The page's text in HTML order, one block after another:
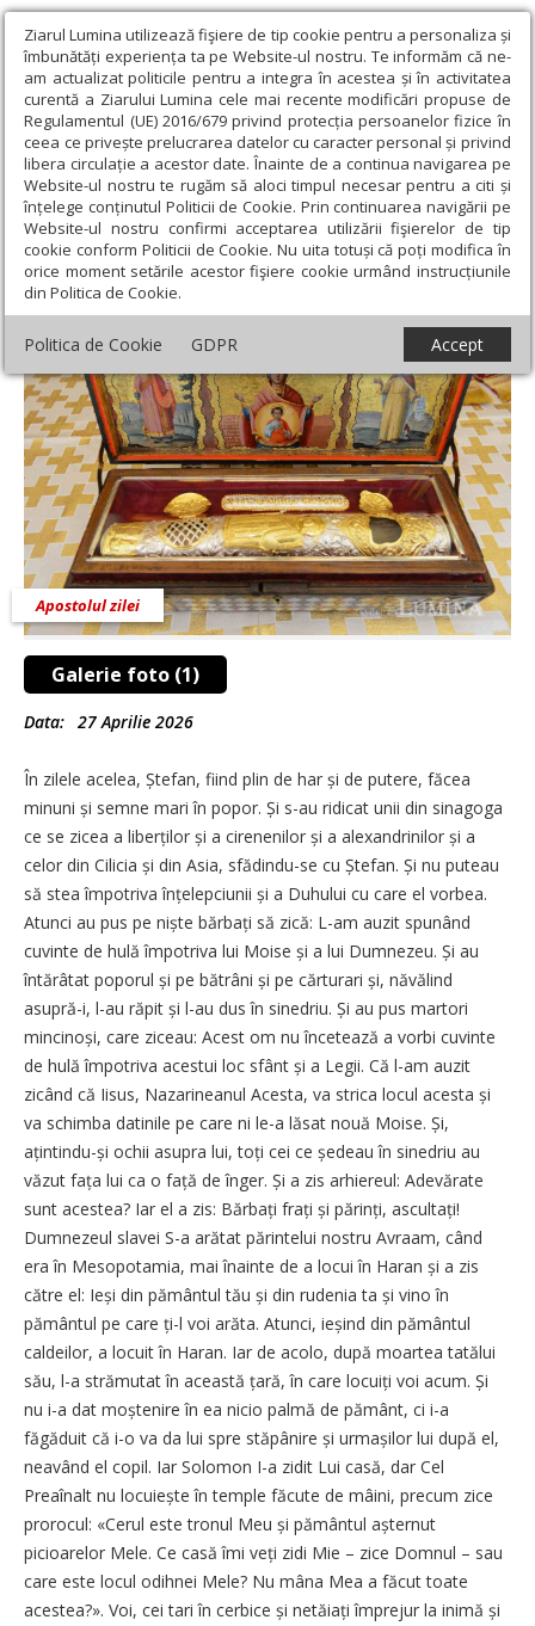
Ziarul Lumina utilizează fişiere de tip cookie pentru a personaliza și
îmbunătăți experiența ta pe Website-ul nostru. Te informăm că ne-
am actualizat politicile pentru a integra în acestea și în activitatea
curentă a Ziarului Lumina cele mai recente modificări propuse de
Regulamentul (UE) 2016/679 privind protecția persoanelor fizice în
ceea ce privește prelucrarea datelor cu caracter personal și privind
libera circulație a acestor date. Înainte de a continua navigarea pe
Website-ul nostru te rugăm să aloci timpul necesar pentru a citi și
înțelege conținutul Politicii de Cookie. Prin continuarea navigării pe
Website-ul nostru confirmi acceptarea utilizării fişierelor de tip
cookie conform Politicii de Cookie. Nu uita totuși că poți modifica în
orice moment setările acestor fişiere cookie urmând instrucțiunile
din Politica de Cookie.
Politica de Cookie GDPR Accept
Ziarul Lumina › Teologie și spiritualitate › Apostolul zilei › Fapte
6, 8-15; 7, 1-5; 47-60
Fapte 6, 8-15; 7, 1-5; 47-60
Galerie foto (1)
Apostolul zilei
Data: 27 Aprilie 2026
În zilele acelea, Ștefan, fiind plin de har și de putere, făcea
minuni și semne mari în popor. Și s-au ridicat unii din sinagoga
ce se zicea a liberților și a cirenenilor și a alexandrinilor și a
celor din Cilicia și din Asia, sfădindu-se cu Ștefan. Și nu puteau
să stea împotriva înțelepciunii și a Duhului cu care el vorbea.
Atunci au pus pe niște bărbați să zică: L-am auzit spunând
cuvinte de hulă împotriva lui Moise și a lui Dumnezeu. Și au
întărâtat poporul și pe bătrâni și pe cărturari și, năvălind
asupră-i, l-au răpit și l-au dus în sinedriu. Și au pus martori
mincinoși, care ziceau: Acest om nu încetează a vorbi cuvinte
de hulă împotriva acestui loc sfânt și a Legii. Că l-am auzit
zicând că Iisus, Nazarineanul Acesta, va strica locul acesta și
va schimba datinile pe care ni le-a lăsat nouă Moise. Și,
ațintindu-și ochii asupra lui, toți cei ce ședeau în sinedriu au
văzut fața lui ca o față de înger. Și a zis arhiereul: Adevărate
sunt acestea? Iar el a zis: Bărbați frați și părinți, ascultați!
Dumnezeul slavei S-a arătat părintelui nostru Avraam, când
era în Mesopotamia, mai înainte de a locui în Haran și a zis
către el: Ieși din pământul tău și din rudenia ta și vino în
pământul pe care ți-l voi arăta. Atunci, ieșind din pământul
caldeilor, a locuit în Haran. Iar de acolo, după moartea tatălui
său, l-a strămutat în această țară, în care locuiți voi acum. Și
nu i-a dat moștenire în ea nicio palmă de pământ, ci i-a
făgăduit că i-o va da lui spre stăpânire și urmașilor lui după el,
neavând el copil. Iar Solomon I-a zidit Lui casă, dar Cel
Preaînalt nu locuiește în temple făcute de mâini, precum zice
prorocul: «Cerul este tronul Meu și pământul așternut
picioarelor Mele. Ce casă îmi veți zidi Mie – zice Domnul – sau
care este locul odihnei Mele? Nu mâna Mea a făcut toate
acestea?». Voi, cei tari în cerbice și netăiați împrejur la inimă și